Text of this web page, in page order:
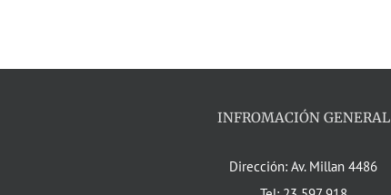
INFROMACIÓN GENERAL
Dirección: Av. Millan 4486